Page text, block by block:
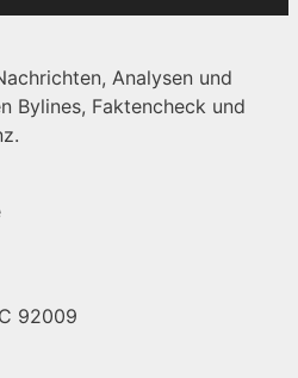
Analysen und
Bylines, Faktencheck und
92009